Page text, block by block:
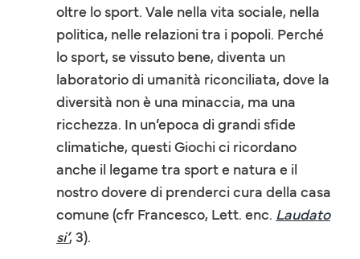
oltre lo sport. Vale nella vita sociale, nella
politica, nelle relazioni tra i popoli. Perché
lo sport, se vissuto bene, diventa un
laboratorio di umanità riconciliata, dove la
diversità non è una minaccia, ma una
ricchezza. In un’epoca di grandi sfide
climatiche, questi Giochi ci ricordano
anche il legame tra sport e natura e il
nostro dovere di prenderci cura della casa
comune (cfr Francesco, Lett. enc. Laudato
si’, 3).